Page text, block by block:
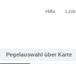
Hilfe
Pegelauswahl über Karte